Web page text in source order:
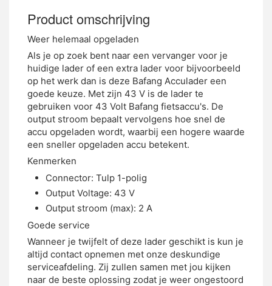
Product omschrijving
Weer helemaal opgeladen
Als je op zoek bent naar een vervanger voor je
huidige lader of een extra lader voor bijvoorbeeld
op het werk dan is deze Bafang Acculader een
goede keuze. Met zijn 43 V is de lader te
gebruiken voor 43 Volt Bafang fietsaccu's. De
output stroom bepaalt vervolgens hoe snel de
accu opgeladen wordt, waarbij een hogere waarde
een sneller opgeladen accu betekent.
Kenmerken
Connector: Tulp 1-polig
Output Voltage: 43 V
Output stroom (max): 2 A
Goede service
Wanneer je twijfelt of deze lader geschikt is kun je
altijd contact opnemen met onze deskundige
serviceafdeling. Zij zullen samen met jou kijken
naar de beste oplossing zodat je weer ongestoord